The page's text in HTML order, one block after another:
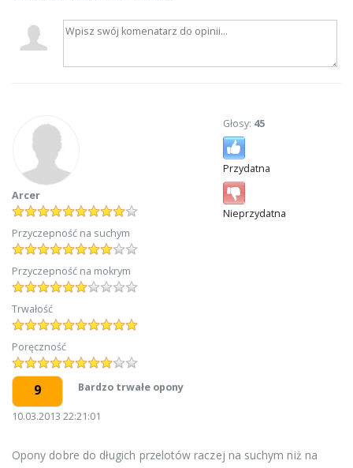
Arcer
Przyczepność na suchym
Przyczepność na mokrym
Trwałość
Poręczność
Głosy: 45
Przydatna
Nieprzydatna
9 Bardzo trwałe opony
10.03.2013 22:21:01
Opony dobre do długich przelotów raczej na suchym niż na